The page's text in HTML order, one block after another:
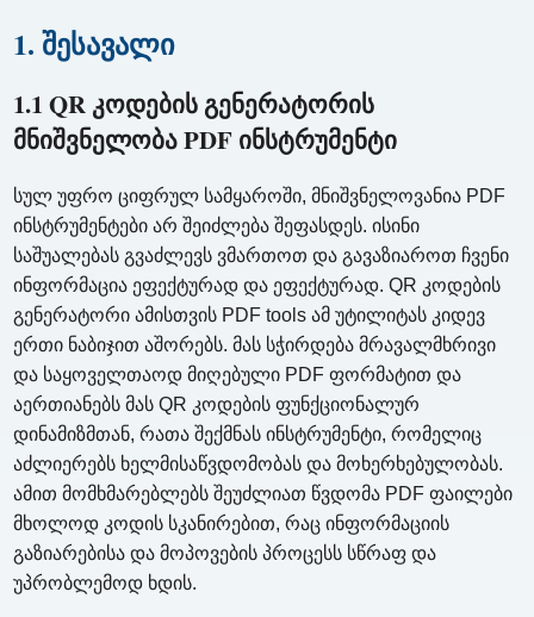
1. შესავალი
1.1 QR კოდების გენერატორის
მნიშვნელობა PDF ინსტრუმენტი
სულ უფრო ციფრულ სამყაროში, მნიშვნელოვანია PDF
ინსტრუმენტები არ შეიძლება შეფასდეს. ისინი
საშუალებას გვაძლევს ვმართოთ და გავაზიაროთ ჩვენი
ინფორმაცია ეფექტურად და ეფექტურად. QR კოდების
გენერატორი ამისთვის PDF tools ამ უტილიტას კიდევ
ერთი ნაბიჯით აშორებს. მას სჭირდება მრავალმხრივი
და საყოველთაოდ მიღებული PDF ფორმატით და
აერთიანებს მას QR კოდების ფუნქციონალურ
დინამიზმთან, რათა შექმნას ინსტრუმენტი, რომელიც
აძლიერებს ხელმისაწვდომობას და მოხერხებულობას.
ამით მომხმარებლებს შეუძლიათ წვდომა PDF ფაილები
მხოლოდ კოდის სკანირებით, რაც ინფორმაციის
გაზიარებისა და მოპოვების პროცესს სწრაფ და
უპრობლემოდ ხდის.